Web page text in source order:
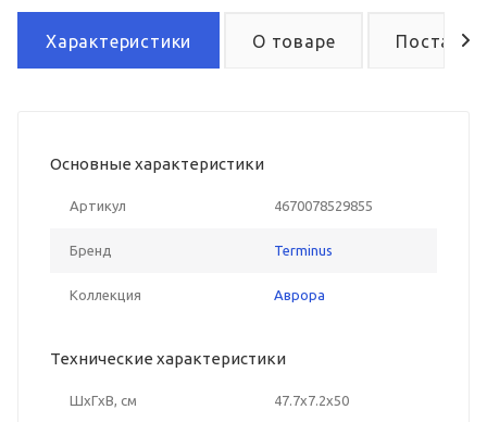
Характеристики О товаре Поставка
Основные характеристики
Артикул 4670078529855
Бренд Terminus
Коллекция Аврора
Технические характеристики
ШxГxВ, см 47.7x7.2x50